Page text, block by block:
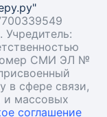
Учредитель:
СМИ ЭЛ №
в сфере связи,
и массовых
соглашение